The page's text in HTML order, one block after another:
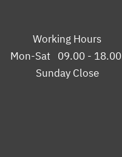
Working Hours
Mon-Sat 09.00 - 18.00
Sunday Close